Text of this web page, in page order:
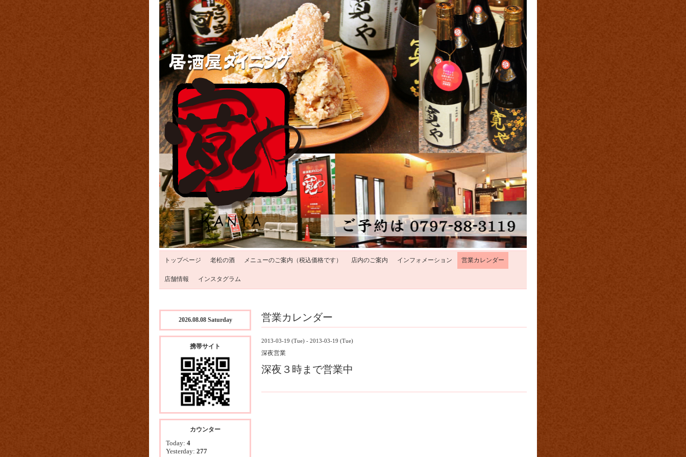
トップページ 老松の酒 メニューのご案内（税込価格です） 店内のご案内 インフォメーション 営業カレンダー
店舗情報 インスタグラム
営業カレンダー
2013-03-19 (Tue) - 2013-03-19 (Tue)
深夜営業
深夜３時まで営業中
2026.08.08 Saturday
携帯サイト
カウンター
Today: 4
Yesterday: 277